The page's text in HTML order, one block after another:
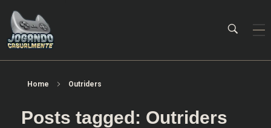
Home Outriders
Posts tagged: Outriders